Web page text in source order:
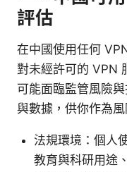
評估
在中國使用任何
對未經許可的 VPN
可能面臨監管風險
與數據，供你作為風
法規環境：個人
教育與科研用途